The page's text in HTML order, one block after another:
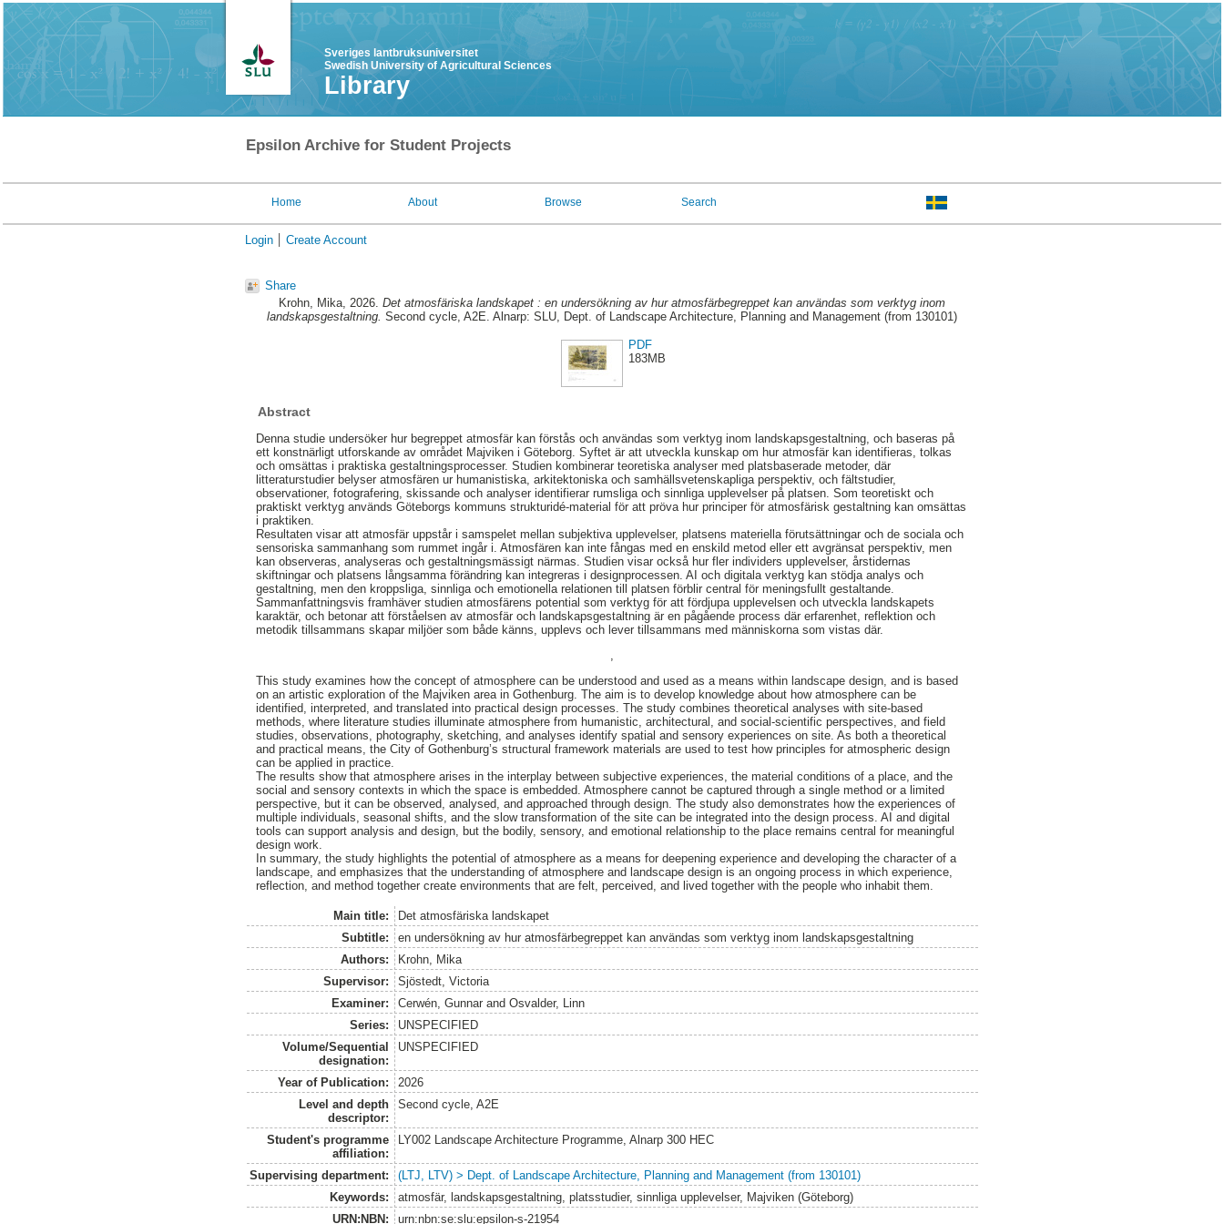
Sveriges lantbruksuniversitet
Swedish University of Agricultural Sciences
Library
Epsilon Archive for Student Projects
Home About Browse Search
Login Create Account
Share
Krohn, Mika, 2026. Det atmosfäriska landskapet : en undersökning av hur atmosfärbegreppet kan användas som verktyg inom
landskapsgestaltning. Second cycle, A2E. Alnarp: SLU, Dept. of Landscape Architecture, Planning and Management (from 130101)
PDF
183MB
Abstract
Denna studie undersöker hur begreppet atmosfär kan förstås och användas som verktyg inom landskapsgestaltning, och baseras på
ett konstnärligt utforskande av området Majviken i Göteborg. Syftet är att utveckla kunskap om hur atmosfär kan identifieras, tolkas
och omsättas i praktiska gestaltningsprocesser. Studien kombinerar teoretiska analyser med platsbaserade metoder, där
litteraturstudier belyser atmosfären ur humanistiska, arkitektoniska och samhällsvetenskapliga perspektiv, och fältstudier,
observationer, fotografering, skissande och analyser identifierar rumsliga och sinnliga upplevelser på platsen. Som teoretiskt och
praktiskt verktyg används Göteborgs kommuns strukturidé-material för att pröva hur principer för atmosfärisk gestaltning kan omsättas
i praktiken.
Resultaten visar att atmosfär uppstår i samspelet mellan subjektiva upplevelser, platsens materiella förutsättningar och de sociala och
sensoriska sammanhang som rummet ingår i. Atmosfären kan inte fångas med en enskild metod eller ett avgränsat perspektiv, men
kan observeras, analyseras och gestaltningsmässigt närmas. Studien visar också hur fler individers upplevelser, årstidernas
skiftningar och platsens långsamma förändring kan integreras i designprocessen. AI och digitala verktyg kan stödja analys och
gestaltning, men den kroppsliga, sinnliga och emotionella relationen till platsen förblir central för meningsfullt gestaltande.
Sammanfattningsvis framhäver studien atmosfärens potential som verktyg för att fördjupa upplevelsen och utveckla landskapets
karaktär, och betonar att förståelsen av atmosfär och landskapsgestaltning är en pågående process där erfarenhet, reflektion och
metodik tillsammans skapar miljöer som både känns, upplevs och lever tillsammans med människorna som vistas där.
This study examines how the concept of atmosphere can be understood and used as a means within landscape design, and is based
on an artistic exploration of the Majviken area in Gothenburg. The aim is to develop knowledge about how atmosphere can be
identified, interpreted, and translated into practical design processes. The study combines theoretical analyses with site-based
methods, where literature studies illuminate atmosphere from humanistic, architectural, and social-scientific perspectives, and field
studies, observations, photography, sketching, and analyses identify spatial and sensory experiences on site. As both a theoretical
and practical means, the City of Gothenburg’s structural framework materials are used to test how principles for atmospheric design
can be applied in practice.
The results show that atmosphere arises in the interplay between subjective experiences, the material conditions of a place, and the
social and sensory contexts in which the space is embedded. Atmosphere cannot be captured through a single method or a limited
perspective, but it can be observed, analysed, and approached through design. The study also demonstrates how the experiences of
multiple individuals, seasonal shifts, and the slow transformation of the site can be integrated into the design process. AI and digital
tools can support analysis and design, but the bodily, sensory, and emotional relationship to the place remains central for meaningful
design work.
In summary, the study highlights the potential of atmosphere as a means for deepening experience and developing the character of a
landscape, and emphasizes that the understanding of atmosphere and landscape design is an ongoing process in which experience,
reflection, and method together create environments that are felt, perceived, and lived together with the people who inhabit them.
Main title:
Det atmosfäriska landskapet
Subtitle:
en undersökning av hur atmosfärbegreppet kan användas som verktyg inom landskapsgestaltning
Authors:
Krohn, Mika
Supervisor:
Sjöstedt, Victoria
Examiner:
Cerwén, Gunnarand Osvalder, Linn
Series:
UNSPECIFIED
Volume/Sequential
designation:
UNSPECIFIED
Year of Publication:
2026
Level and depth
descriptor:
Second cycle, A2E
Student's programme
affiliation:
LY002 Landscape Architecture Programme, Alnarp 300 HEC
Supervising department:
(LTJ, LTV) > Dept. of Landscape Architecture, Planning and Management (from 130101)
Keywords:
atmosfär, landskapsgestaltning, platsstudier, sinnliga upplevelser, Majviken (Göteborg)
URN:NBN:
urn:nbn:se:slu:epsilon-s-21954